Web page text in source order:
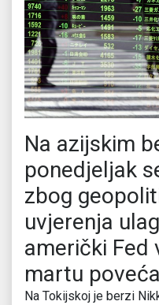
Na azijskim
ponedjeljak
zbog
uvjerenja
američki Fed
martu
Na Tokijskoj je berzi